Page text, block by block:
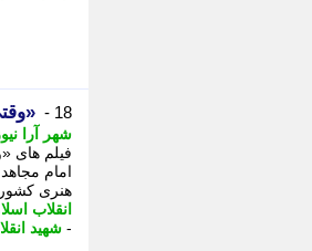
18 -
شهر آرا
فیلم های
امام
هنری
انقلاب
- شهید